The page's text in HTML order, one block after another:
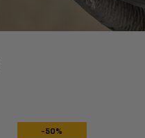
-50%